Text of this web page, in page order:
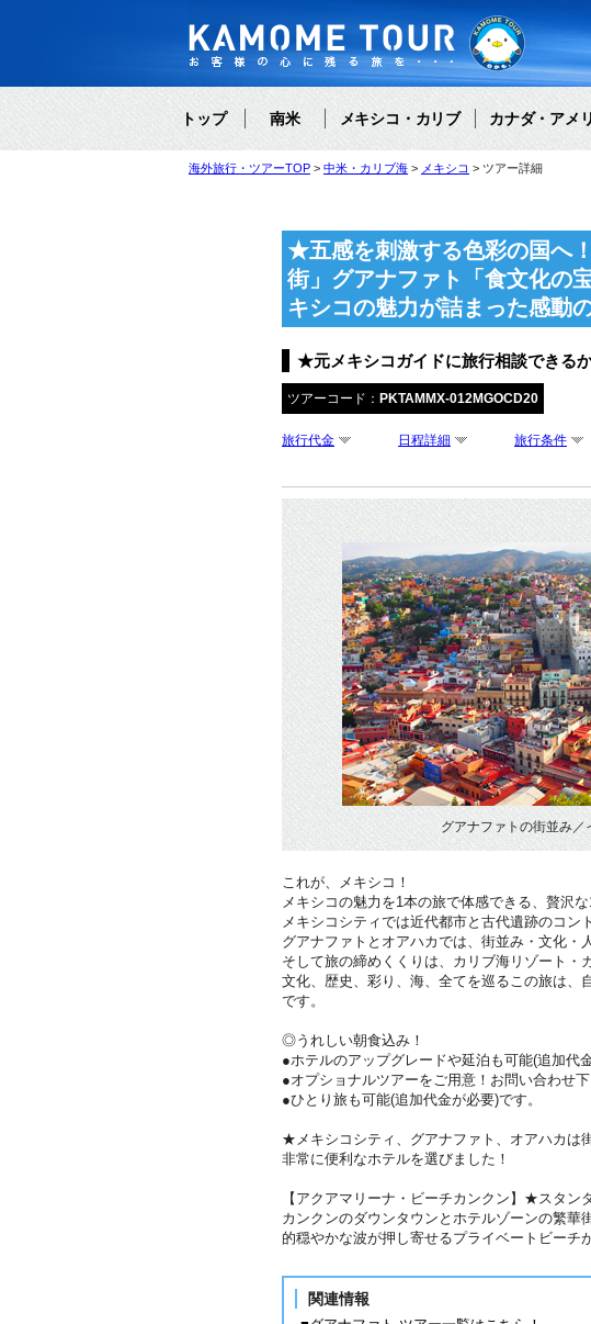
トップ 南米 メキシコ・カリブ カナダ・アメ
海外旅行・ツアーTOP 中米・カリブ海 メキシコ ツアー詳細
★五感を刺激する色彩の国へ
街」グアナファト「食文化の
キシコの魅力が詰まった感動
★元メキシコガイドに旅行相談できる
ツアーコード： PKTAMMX-012MGOCD20
旅行代金 日程詳細 旅行条件
グアナファトの街並み／
これが、メキシコ！
メキシコの魅力を1本の旅で体感できる、贅沢な
メキシコシティでは近代都市と古代遺跡のコン
グアナファトとオアハカでは、街並み・文化・
そして旅の締めくくりは、カリブ海リゾート・
文化、歴史、彩り、海、全てを巡るこの旅は、
です。
◎うれしい朝食込み！
●ホテルのアップグレードや延泊も可能(追加代金
●オプショナルツアーをご用意！お問い合わせ下
●ひとり旅も可能(追加代金が必要)です。
★メキシコシティ、グアナファト、オアハカは
非常に便利なホテルを選びました！
【アクアマリーナ・ビーチカンクン】★スタ
カンクンのダウンタウンとホテルゾーンの繁華
的穏やかな波が押し寄せるプライベートビーチ
関連情報